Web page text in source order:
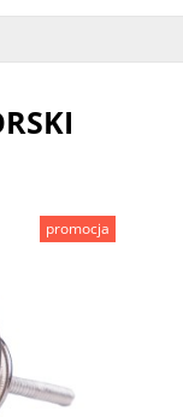
promocja